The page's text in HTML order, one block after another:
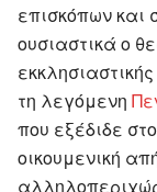
επισκόπων και
ουσιαστικά ο
τη λεγόμενη
που εξέδιδε
οικουμενική